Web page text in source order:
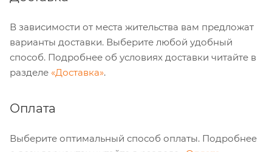
В зависимости от места жительства вам предложат
варианты доставки. Выберите любой удобный
способ. Подробнее об условиях доставки читайте в
разделе «Доставка».
Оплата
Выберите оптимальный способ оплаты. Подробнее